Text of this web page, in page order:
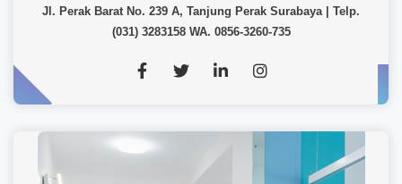
Jl. Perak Barat No. 239 A, Tanjung Perak Surabaya | Telp.
(031) 3283158 WA. 0856-3260-735